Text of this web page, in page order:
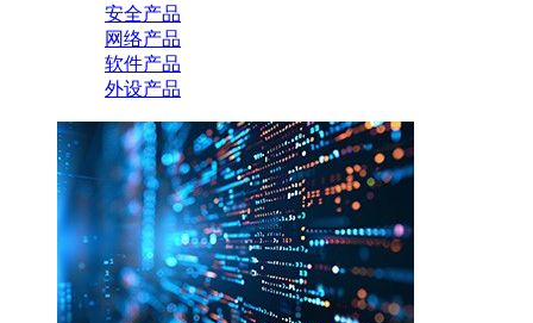
安全产品
网络产品
软件产品
外设产品